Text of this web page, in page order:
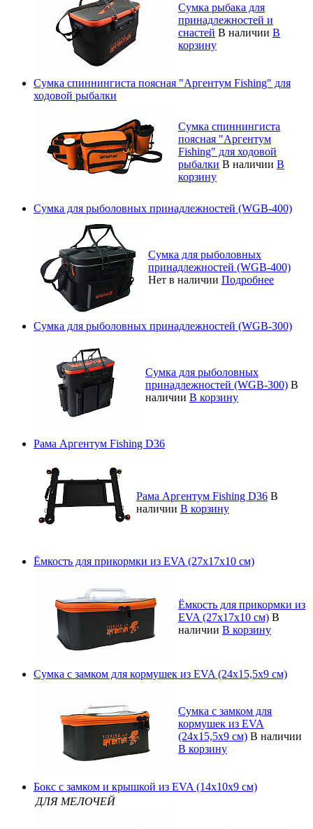
Сумка рыбака для
принадлежностей и
снастей В наличии В
корзину
Сумка спиннингиста поясная "Аргентум Fishing" для
ходовой рыбалки
Сумка спиннингиста
поясная "Аргентум
Fishing" для ходовой
рыбалки В наличии В
корзину
Сумка для рыболовных принадлежностей (WGB-400)
Сумка для рыболовных
принадлежностей (WGB-400)
Нет в наличии Подробнее
Сумка для рыболовных принадлежностей (WGB-300)
Сумка для рыболовных
принадлежностей (WGB-300) В
наличии В корзину
Рама Аргентум Fishing D36
Рама Аргентум Fishing D36 В
наличии В корзину
Ёмкость для прикормки из EVA (27х17х10 см)
Ёмкость для прикормки из
EVA (27х17х10 см) В
наличии В корзину
Сумка с замком для кормушек из EVA (24х15,5х9 см)
Сумка с замком для
кормушек из EVA
(24х15,5х9 см) В наличии
В корзину
Бокс с замком и крышкой из EVA (14х10х9 см)
ДЛЯ МЕЛОЧЕЙ